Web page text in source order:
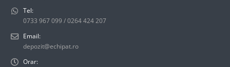
Tel:
0733 967 099 / 0264 424 207
Email:
depozit@echipat.ro
Orar: